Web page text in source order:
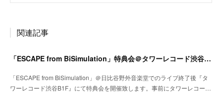
関連記事
「ESCAPE from BiSimulation」特典会＠タワーレコード渋谷B1F開催決定のお知らせ
「ESCAPE from BiSimulation」＠日比谷野外音楽堂でのライブ終了後『タ
ワーレコード渋谷B1F』にて特典会を開催致します。事前にタワーレコー…